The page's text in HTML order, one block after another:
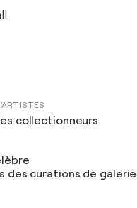
collectionneurs
des curations de